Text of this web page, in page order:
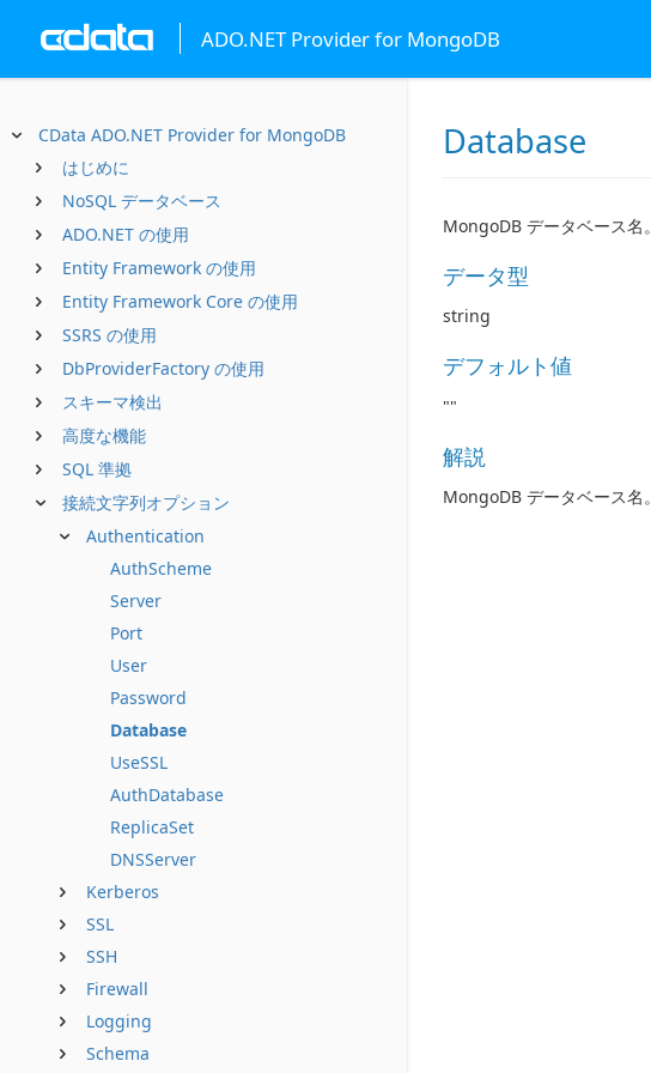
ADO.NET Provider for MongoDB
CData ADO.NET Provider for MongoDB
はじめに
NoSQL データベース
ADO.NET の使用
Entity Framework の使用
Entity Framework Core の使用
SSRS の使用
DbProviderFactory の使用
スキーマ検出
高度な機能
SQL 準拠
接続文字列オプション
Authentication
AuthScheme
Server
Port
User
Password
Database
UseSSL
AuthDatabase
ReplicaSet
DNSServer
Kerberos
SSL
SSH
Firewall
Logging
Schema
Database
MongoDB データベース名。
データ型
string
デフォルト値
""
解説
MongoDB データベース名。